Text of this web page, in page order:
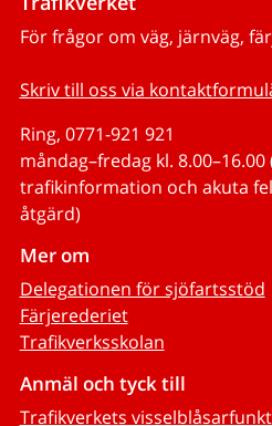
För frågor om väg, järnväg,
Skriv till oss via
Ring, 0771-921 921
måndag–fredag kl.
trafikinformation och akuta
åtgärd)
Mer om
Delegationen för sjöfartsstöd
Färjerederiet
Trafikverksskolan
Anmäl och tyck till
Trafikverkets